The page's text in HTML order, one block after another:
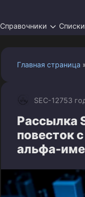
Справочники Списки
Главная страница
SEC-12753
Рассылка
повесток
альфа-